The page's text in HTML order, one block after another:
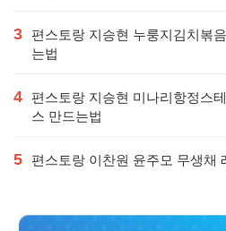
3
편스토랑 지승현 누룽지김치볶
는법
4
편스토랑 지승현 미나리항정스
스 만드는법
5 편스토랑 이찬원 윤주모 무생채